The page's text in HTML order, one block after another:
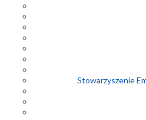
Stowarzyszenie